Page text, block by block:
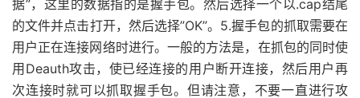
据”，这里的数据指的是握手包。然后选择一个以.cap结尾
的文件并点击打开，然后选择”OK”。5.握手包的抓取需要在
用户正在连接网络时进行。一般的方法是，在抓包的同时使
用Deauth攻击，使已经连接的用户断开连接，然后用户再
次连接时就可以抓取握手包。但请注意，不要一直进行攻